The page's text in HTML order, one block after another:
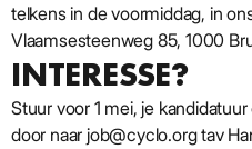
telkens in de voormiddag, in
Vlaamsesteenweg 85, 1000
INTERESSE?
Stuur voor 1 mei, je
door naar job@cyclo.org tav